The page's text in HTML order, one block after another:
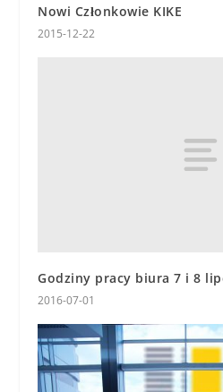
Nowi Członkowie KIKE
2015-12-22
Godziny pracy biura 7 i 8
2016-07-01